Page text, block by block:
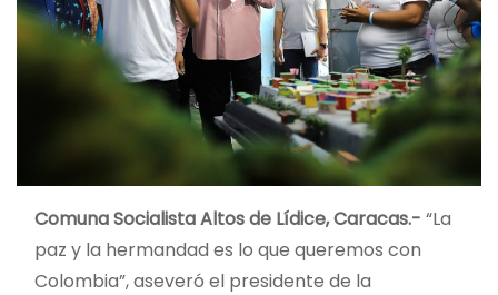
Comuna Socialista Altos de Lídice, Caracas.- “La
paz y la hermandad es lo que queremos con
Colombia”, aseveró el presidente de la